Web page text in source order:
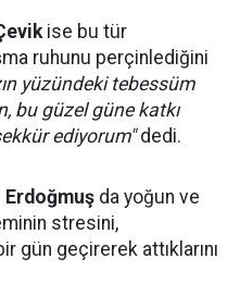
ise bu tür
ruhunu perçinlediğini
yüzündeki tebessüm
bu güzel güne katkı
ediyorum"dedi.
Erdoğmuş da yoğun ve
stresini,
gün geçirerek attıklarını